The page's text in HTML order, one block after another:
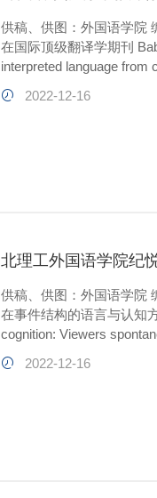
供稿、供图：外国语学院
在国际顶级翻译学期刊
interpreted language from
徐翠博士为该论文的第一
港理工大学中文及双语学
2022-12-16
北理工外国语学院纪
供稿、供图：外国语学院
在事件结构的语言与认知
cognition: Viewers
语言学、心理学、认知科
子：4.521; JCR:
2022-12-16